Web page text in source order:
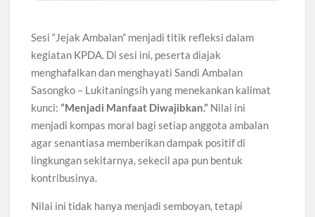
Sesi “Jejak Ambalan” menjadi titik refleksi dalam
kegiatan KPDA. Di sesi ini, peserta diajak
menghafalkan dan menghayati Sandi Ambalan
Sasongko – Lukitaningsih yang menekankan kalimat
kunci:“Menjadi Manfaat Diwajibkan.” Nilai ini
menjadi kompas moral bagi setiap anggota ambalan
agar senantiasa memberikan dampak positif di
lingkungan sekitarnya, sekecil apa pun bentuk
kontribusinya.
Nilai ini tidak hanya menjadi semboyan, tetapi